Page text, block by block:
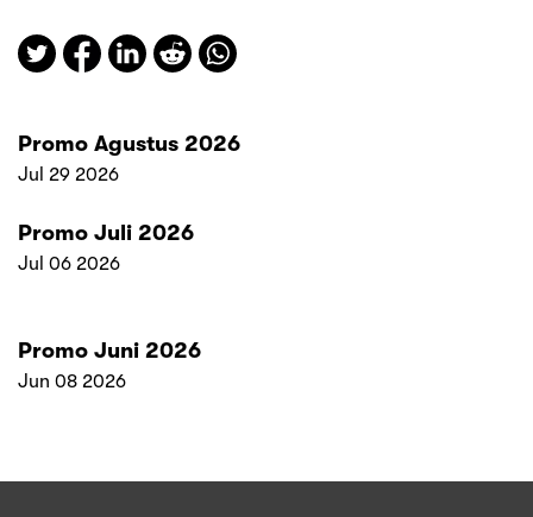
Promo Agustus 2026
Jul 29 2026
Promo Juli 2026
Jul 06 2026
Promo Juni 2026
Jun 08 2026